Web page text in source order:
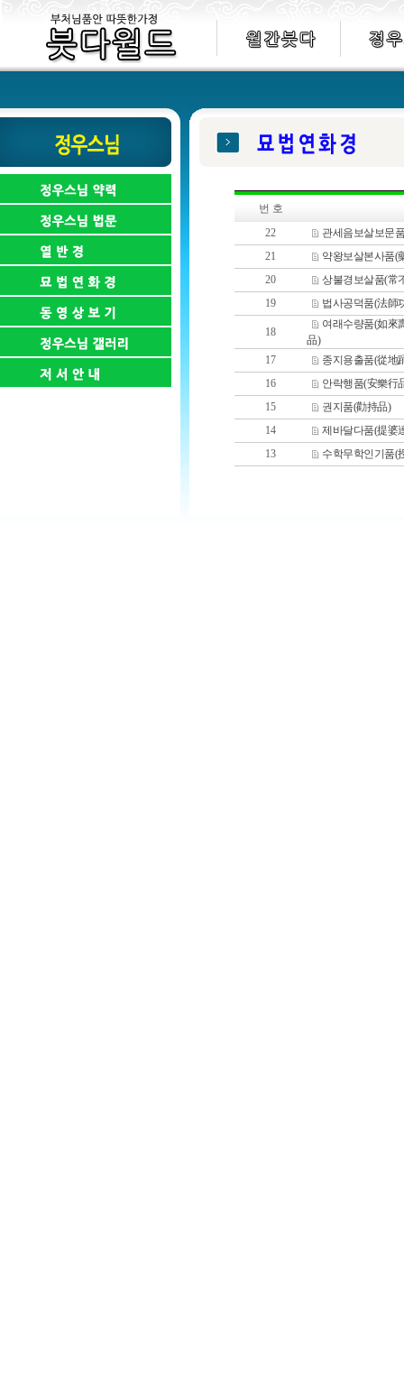
번 호
22
관세음보살보문
21
약왕보살본사품(
20
상불경보살품(常
19
법사공덕품(法師
18
여래수량품(如來
品)
17
종지용출품(從地
16
안락행품(安樂行
15
권지품(勸持品)
14
제바달다품(提婆
13
수학무학인기품(